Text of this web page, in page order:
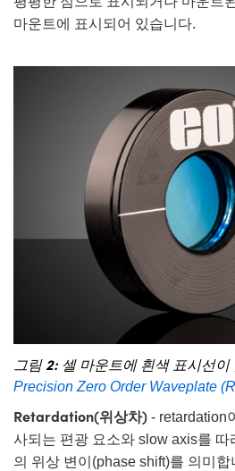
Components
마운트에 표시되어 있습니다.
그림 2: 셀 마운트에 흰색 표시선
Precision Zero Order Waveplate
Retardation(위상차) - retardation
사되는 편광 요소와 slow axis를
의 위상 변이(phase shift)를 의미합